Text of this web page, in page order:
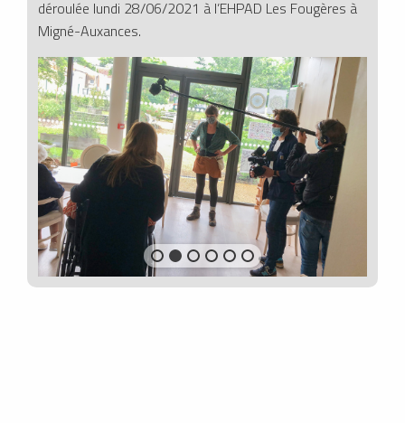
déroulée lundi 28/06/2021 à l’EHPAD Les Fougères à
Migné-Auxances.